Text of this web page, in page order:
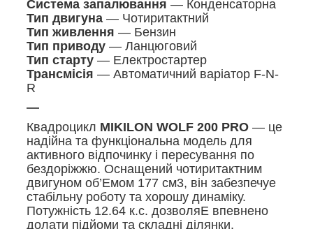
Система запалювання — Конденсаторна
Тип двигуна — Чотиритактний
Тип живлення — Бензин
Тип приводу — Ланцюговий
Тип старту — Електростартер
Трансмісія — Автоматичний варіатор F-N-
R
—
Квадроцикл MIKILON WOLF 200 PRO — це
надійна та функціональна модель для
активного відпочинку і пересування по
бездоріжжю. Оснащений чотиритактним
двигуном об’Емом 177 см3, він забезпечуе
стабільну роботу та хорошу динаміку.
Потужність 12.64 к.с. дозволяЕ впевнено
долати підйоми та складні ділянки.